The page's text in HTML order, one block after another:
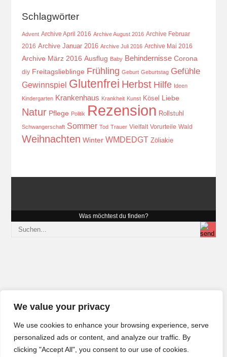
We value your privacy
We use cookies to enhance your browsing experience, serve
personalized ads or content, and analyze our traffic. By
clicking "Accept All", you consent to our use of cookies.
Schlagwörter
Advent Archive April 2016 Archive August 2016 Archive Februar
2016 Archive Januar 2016 Archive Juli 2016 Archive Mai 2016
Archive März 2016 Ausflug Baby Behindernisse Corona
diy Freitagslieblinge Frühling Geburt Geburtstag Gefühle
Gewinnspiel Glutenfrei Herbst Hilfe Ideen
Kindergarten Krankenhaus Krankheit Kunst Kösel Liebe
Natur Pflege Politik Rezension Rollstuhl
Schwangerschaft Sommer Tod Trauer Vielfalt Vorurteile Wald
Weihnachten Winter WMDEDGT Zöliakie
Was möchtest du finden?